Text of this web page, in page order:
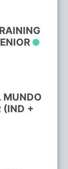
MUNDO
(IND +